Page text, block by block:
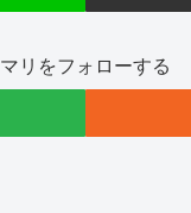
マリをフォローする